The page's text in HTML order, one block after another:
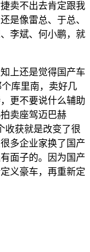
卖不出去肯定跟我
是像雷总、于总、
李斌、何小鹏，就
上还是觉得国产车
库里南，卖好几
更不要说什么辅助
卖座驾迈巴赫
收获就是改变了很
多企业家换了国产
面子的。因为国产
义豪车，再重新定